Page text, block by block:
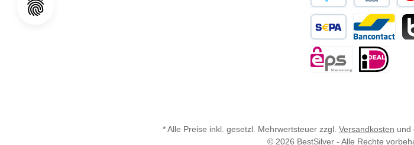
* Alle Preise inkl. gesetzl. Mehrwertsteuer zzgl. Versandkosten und
© 2026 BestSilver - Alle Rechte